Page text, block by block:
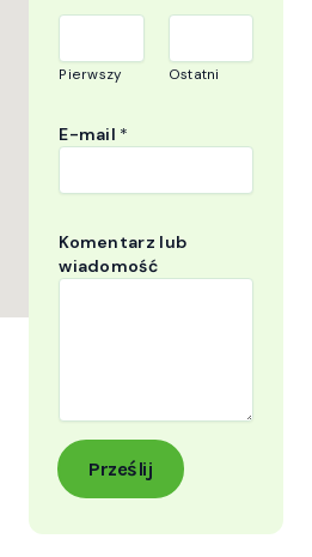
Pierwszy Ostatni
E-mail *
Komentarz lub
wiadomość
Prześlij